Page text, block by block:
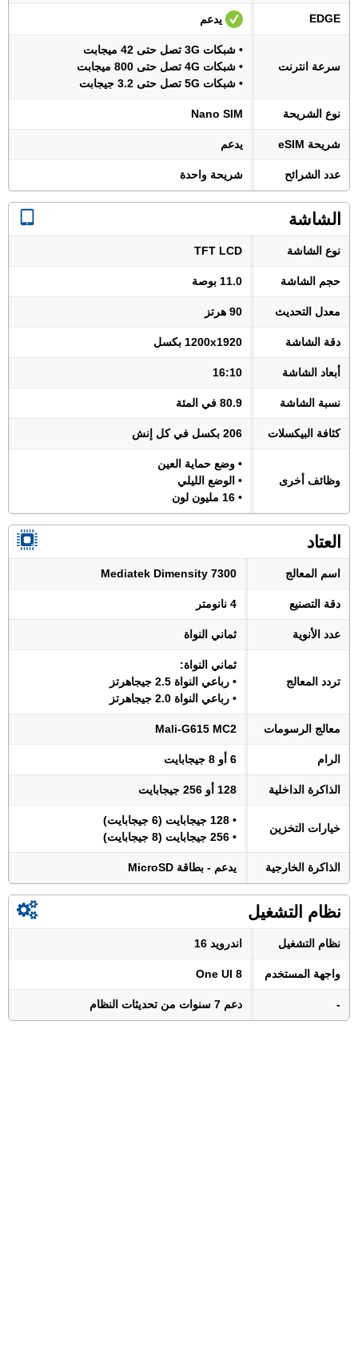
EDGE يدعم
سرعة انترنت
• شبكات 3G تصل حتى 42 ميجابت
• شبكات 4G تصل حتى 800 ميجابت
• شبكات 5G تصل حتى 3.2 جيجابت
نوع الشريحة Nano SIM
شريحة eSIM يدعم
عدد الشرائح شريحة واحدة
الشاشة
نوع الشاشة TFT LCD
حجم الشاشة 11.0 بوصة
معدل التحديث 90 هرتز
دقة الشاشة 1200x1920 بكسل
أبعاد الشاشة 16:10
نسبة الشاشة 80.9 في المئة
كثافة البيكسلات 206 بكسل في كل إنش
وظائف أخرى
• وضع حماية العين
• الوضع الليلي
• 16 مليون لون
العتاد
اسم المعالج Mediatek Dimensity 7300
دقة التصنيع 4 نانومتر
عدد الأنوية ثماني النواة
تردد المعالج
ثماني النواة:
• رباعي النواة 2.5 جيجاهرتز
• رباعي النواة 2.0 جيجاهرتز
معالج الرسومات Mali-G615 MC2
الرام 6 أو 8 جيجابايت
الذاكرة الداخلية 128 أو 256 جيجابايت
خيارات التخزين
• 128 جيجابايت (6 جيجابايت)
• 256 جيجابايت (8 جيجابايت)
الذاكرة الخارجية يدعم - بطاقة MicroSD
نظام التشغيل
نظام التشغيل اندرويد 16
واجهة المستخدم One UI 8
- دعم 7 سنوات من تحديثات النظام